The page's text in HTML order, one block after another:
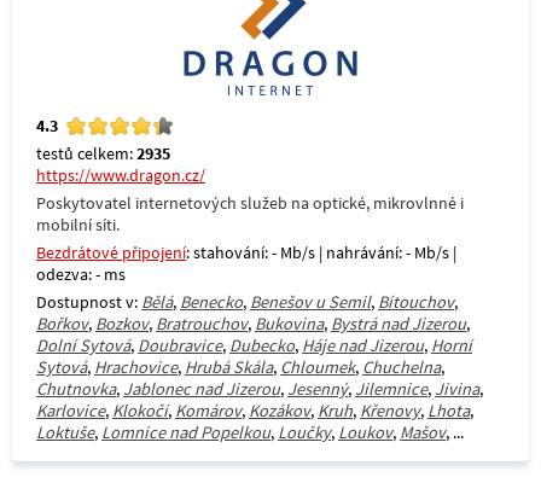
4.3
testů celkem:2935
https://www.dragon.cz/
Poskytovatel internetových služeb na optické, mikrovlnné i
mobilní síti.
Bezdrátové připojení: stahování: - Mb/s | nahrávání: - Mb/s |
odezva: - ms
Dostupnost v: Bělá, Benecko, Benešov u Semil, Bítouchov,
Bořkov, Bozkov, Bratrouchov, Bukovina, Bystrá nad Jizerou,
Dolní Sytová, Doubravice, Dubecko, Háje nad Jizerou, Horní
Sytová, Hrachovice, Hrubá Skála, Chloumek, Chuchelna,
Chutnovka, Jablonec nad Jizerou, Jesenný, Jilemnice, Jivina,
Karlovice, Klokočí, Komárov, Kozákov, Kruh, Křenovy, Lhota,
Loktuše, Lomnice nad Popelkou, Loučky, Loukov, Mašov, ...